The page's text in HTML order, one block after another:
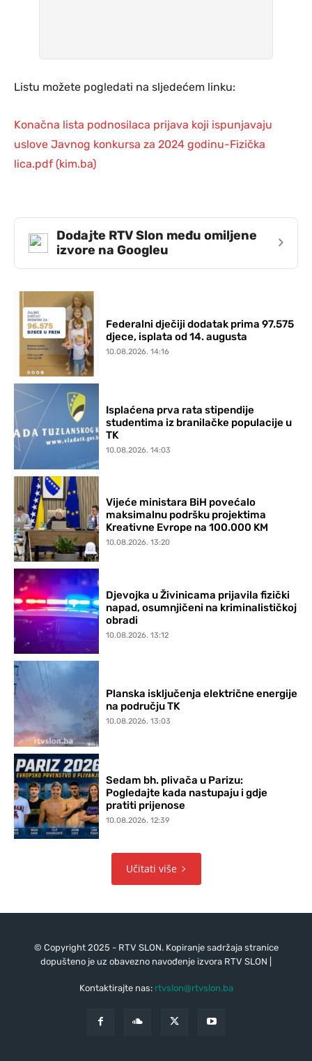
Listu možete pogledati na sljedećem linku:
Konačna lista podnosilaca prijava koji ispunjavaju
uslove Javnog konkursa za 2024 godinu-Fizička
lica.pdf (kim.ba)
Dodajte RTV Slon među omiljene
izvore na Googleu
›
Federalni dječiji dodatak prima 97.575
djece, isplata od 14. augusta
10.08.2026. 14:16
Isplaćena prva rata stipendije
studentima iz branilačke populacije u
TK
10.08.2026. 14:03
Vijeće ministara BiH povećalo
maksimalnu podršku projektima
Kreativne Evrope na 100.000 KM
10.08.2026. 13:20
Djevojka u Živinicama prijavila fizički
napad, osumnjičeni na kriminalističkoj
obradi
10.08.2026. 13:12
Planska isključenja električne energije
na području TK
10.08.2026. 13:03
Sedam bh. plivača u Parizu:
Pogledajte kada nastupaju i gdje
pratiti prijenose
10.08.2026. 12:39
Učitati više
© Copyright 2025 - RTV SLON. Kopiranje sadržaja stranice
dopušteno je uz obavezno navođenje izvora RTV SLON |
Kontaktirajte nas: rtvslon@rtvslon.ba